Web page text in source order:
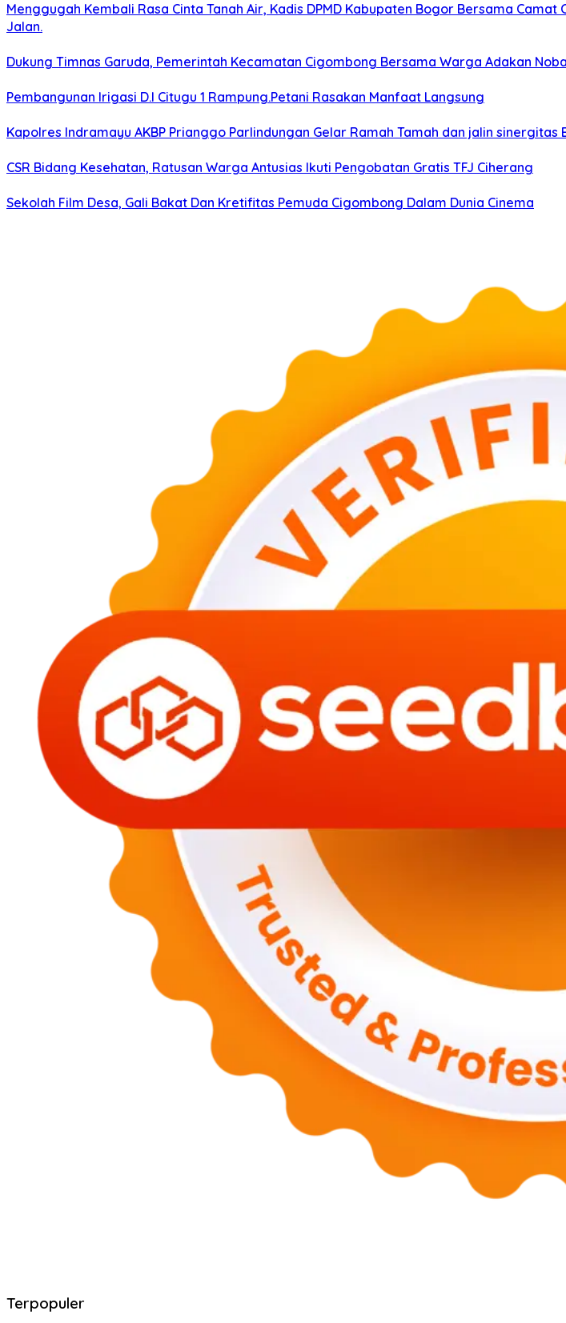
Menggugah Kembali Rasa Cinta Tanah Air, Kadis DPMD Kabupaten Bogor Bersama
Jalan.
Dukung Timnas Garuda, Pemerintah Kecamatan Cigombong Bersama Warga Adakan
Pembangunan Irigasi D.I Citugu 1 Rampung.Petani Rasakan Manfaat Langsung
Kapolres Indramayu AKBP Prianggo Parlindungan Gelar Ramah Tamah dan jalin sinergitas
CSR Bidang Kesehatan, Ratusan Warga Antusias Ikuti Pengobatan Gratis TFJ Ciherang
Sekolah Film Desa, Gali Bakat Dan Kretifitas Pemuda Cigombong Dalam Dunia Cinema
Terpopuler